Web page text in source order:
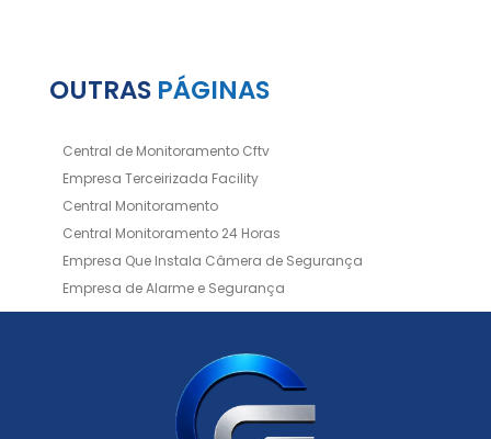
OUTRAS PÁGINAS
Central de Monitoramento Cftv
Empresa Terceirizada Facility
Central Monitoramento
Central Monitoramento 24 Horas
Empresa Que Instala Câmera de Segurança
Empresa de Alarme e Segurança
Empresa de Alarmes
Empresa de Facilities
Empresa de Instalação de Câmeras de Segurança
Empresa de Limpeza e Portaria
Empresas de Limpeza de Condomínios